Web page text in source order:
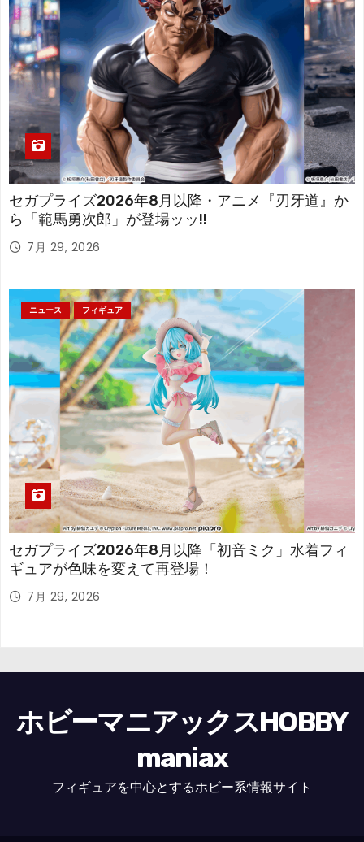
セガプライズ2026年8月以降・アニメ『刃牙道』か
ら「範馬勇次郎」が登場ッッ!!
7月 29, 2026
ニュース フィギュア
セガプライズ2026年8月以降「初音ミク」水着フィ
ギュアが色味を変えて再登場！
7月 29, 2026
ホビーマニアックスHOBBY
maniax
フィギュアを中心とするホビー系情報サイト